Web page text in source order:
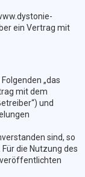
ein Vertrag mit
„das
mit dem
und
sind, so
die Nutzung des